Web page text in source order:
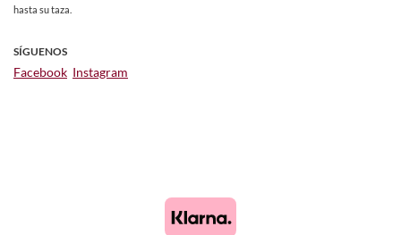
hasta su taza.
SÍGUENOS
Facebook Instagram